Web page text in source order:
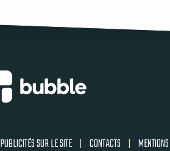
PUBLICITÉS SUR LE SITE | CONTACTS | MENTIONS